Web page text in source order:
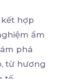
hợp
ẩm
phá
từ hương